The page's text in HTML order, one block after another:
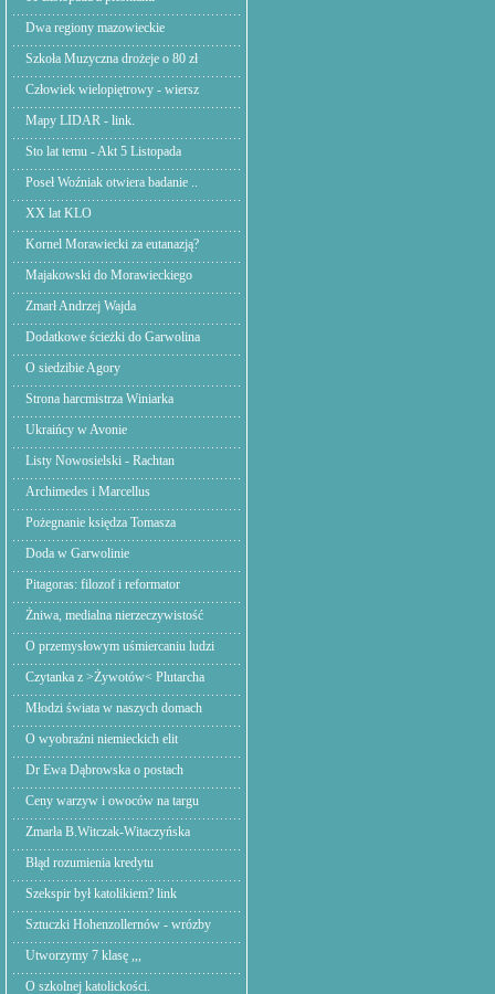
Dwa regiony mazowieckie
Szkoła Muzyczna drożeje o 80 zł
Człowiek wielopiętrowy - wiersz
Mapy LIDAR - link.
Sto lat temu - Akt 5 Listopada
Poseł Woźniak otwiera badanie ..
XX lat KLO
Kornel Morawiecki za eutanazją?
Majakowski do Morawieckiego
Zmarł Andrzej Wajda
Dodatkowe ścieżki do Garwolina
O siedzibie Agory
Strona harcmistrza Winiarka
Ukraińcy w Avonie
Listy Nowosielski - Rachtan
Archimedes i Marcellus
Pożegnanie księdza Tomasza
Doda w Garwolinie
Pitagoras: filozof i reformator
Żniwa, medialna nierzeczywistość
O przemysłowym uśmiercaniu ludzi
Czytanka z >Żywotów< Plutarcha
Młodzi świata w naszych domach
O wyobraźni niemieckich elit
Dr Ewa Dąbrowska o postach
Ceny warzyw i owoców na targu
Zmarła B.Witczak-Witaczyńska
Błąd rozumienia kredytu
Szekspir był katolikiem? link
Sztuczki Hohenzollernów - wrózby
Utworzymy 7 klasę ,,,
O szkolnej katolickości.